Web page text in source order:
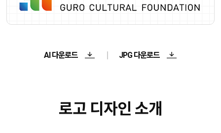
AI 다운로드 JPG 다운로드
로고 디자인 소개